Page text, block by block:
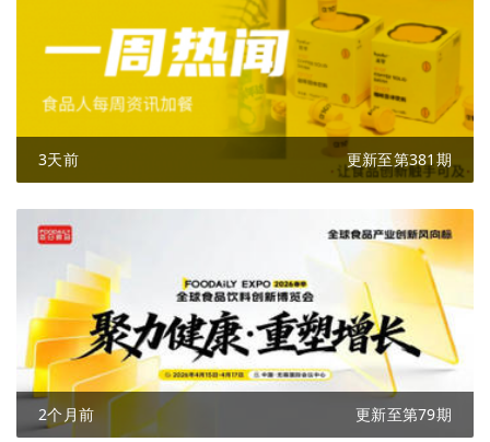
3天前 更新至第381期
2个月前 更新至第79期